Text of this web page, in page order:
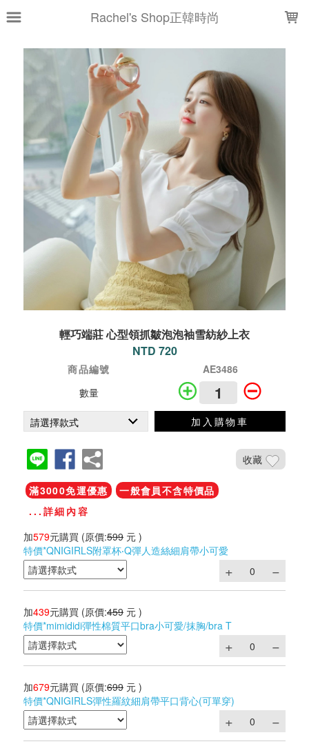
Rachel's Shop正韓時尚
輕巧端莊 心型領抓皺泡泡袖雪紡紗上衣
NTD 720
商品編號
AE3486
數量
加入購物車
收藏
滿3000免運優惠
一般會員不含特價品
...詳細內容
加579元購買 (原價:599 元 )
特價*QNIGIRLS附罩杯‧Q彈人造絲細肩帶小可愛
加439元購買 (原價:459 元 )
特價*mimididi彈性棉質平口bra小可愛/抹胸/bra T
加679元購買 (原價:699 元 )
特價*QNIGIRLS彈性羅紋細肩帶平口背心(可單穿)